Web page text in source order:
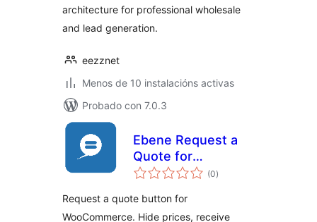
architecture for professional wholesale
and lead generation.
eezznet
Menos de 10 instalacións activas
Probado con 7.0.3
Ebene Request a
Quote for
WooCommerce
(0valoracións
totais
)
Request a quote button for
WooCommerce. Hide prices, receive